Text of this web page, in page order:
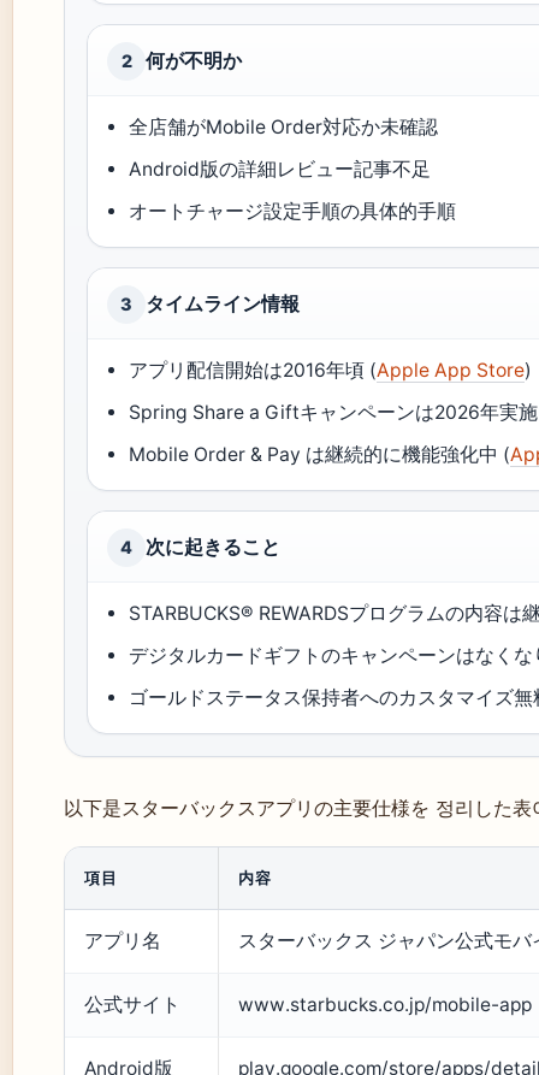
2 何が不明か
全店舗がMobile Order対応か未確認
Android版の詳細レビュー記事不足
オートチャージ設定手順の具体的手順
3 タイムライン情報
アプリ配信開始は2016年頃 (Apple App Store)
Spring Share a Giftキャンペーンは2026年実
Mobile Order & Pay は継続的に機能強化中 (
4 次に起きること
STARBUCKS® REWARDSプログラムの内容は
デジタルカードギフトのキャンペーンはなく
ゴールドステータス保持者へのカスタマイズ
以下是スターバックスアプリの主要仕様を 정리した表
項目 内容
アプリ名 スターバックス ジャパン公式モバ
公式サイト www.starbucks.co.jp/mobile-app
Android版 play.google.com/store/apps/